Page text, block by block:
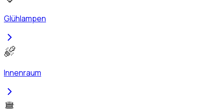
Glühlampen
Innenraum